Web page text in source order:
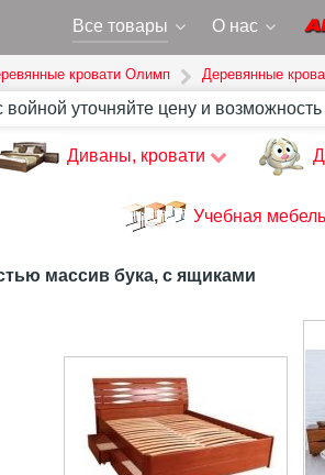
Все товары О нас
кровати Олимп Деревянные
войной уточняйте цену и
Диваны, кровати
Учебная мебель
массив бука, с ящиками